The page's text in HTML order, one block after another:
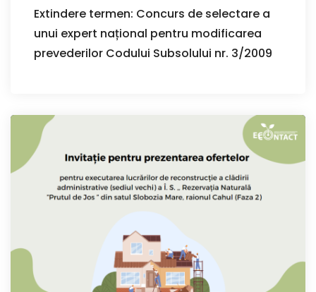
Extindere termen: Concurs de selectare a
unui expert național pentru modificarea
prevederilor Codului Subsolului nr. 3/2009